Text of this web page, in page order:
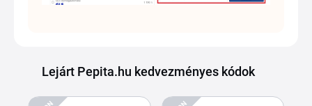
Lejárt Pepita.hu kedvezményes kódok